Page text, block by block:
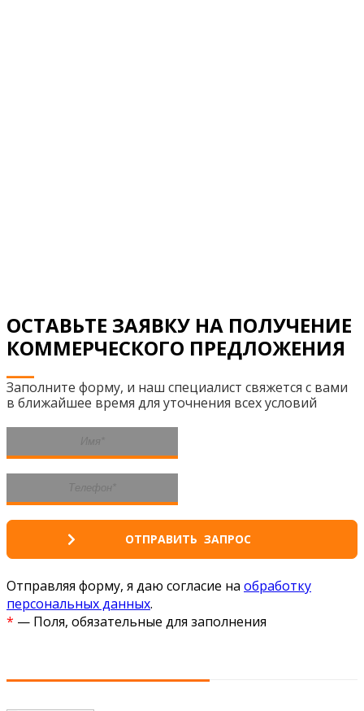
ОСТАВЬТЕ ЗАЯВКУ НА ПОЛУЧЕНИЕ
КОММЕРЧЕСКОГО ПРЕДЛОЖЕНИЯ
Заполните форму, и наш специалист свяжется с вами
в ближайшее время для уточнения всех условий
Отправляя форму, я даю согласие на обработку
персональных данных.
* — Поля, обязательные для заполнения